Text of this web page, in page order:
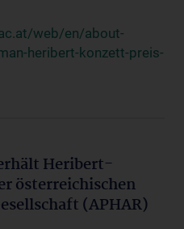
web/en/about-
heribert-konzett-preis-
Heribert-
österreichischen
(APHAR)